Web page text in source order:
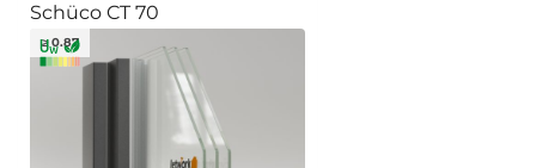
Schüco CT 70
≥ 0.87